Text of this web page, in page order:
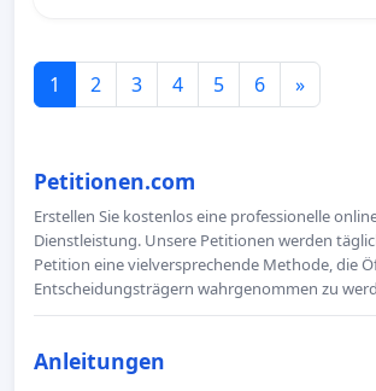
1 2 3 4 5 6 »
Petitionen.com
Erstellen Sie kostenlos eine professionelle
Dienstleistung. Unsere Petitionen werden
Petition eine vielversprechende Methode, die
Entscheidungsträgern wahrgenommen zu
Anleitungen